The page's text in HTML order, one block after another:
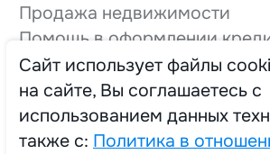
Продажа недвижимости
Помощь в оформлении
Оформление технической
Вывод в нежилой фонд
О компании
Трудоустройство
Cайт использует файлы
на сайте, Вы соглашаетесь с
использованием данных
также с: Политика в